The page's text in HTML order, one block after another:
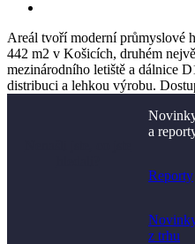
Areál tvoří moderní průmyslové
442 m2 v Košicích, druhém
mezinárodního letiště a dálnice
distribuci a lehkou výrobu.
a
Reporty
z trhu